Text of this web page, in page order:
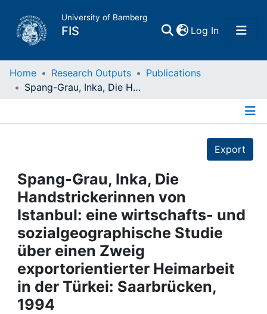
University of Bamberg
FIS Log In(current)
Home
Projects
People
Institutions
Awards
My FIS
Home Research Outputs
Publications
Spang-Grau, Inka, Die Handstrickerinnen von Istanbul: eine wirtschafts- und sozialgeographische Studie über einen Zweig exportorientierter Heimarbeit in der Türkei: Saarbrücken, 1994
Export
Spang-Grau, Inka, Die
Handstrickerinnen von
Istanbul: eine wirtschafts- und
sozialgeographische Studie
über einen Zweig
exportorientierter Heimarbeit
in der Türkei: Saarbrücken,
1994